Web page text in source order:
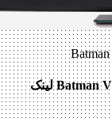
دانلود فیلم Batman V Superman Dawn Of Justice 2016 لینک